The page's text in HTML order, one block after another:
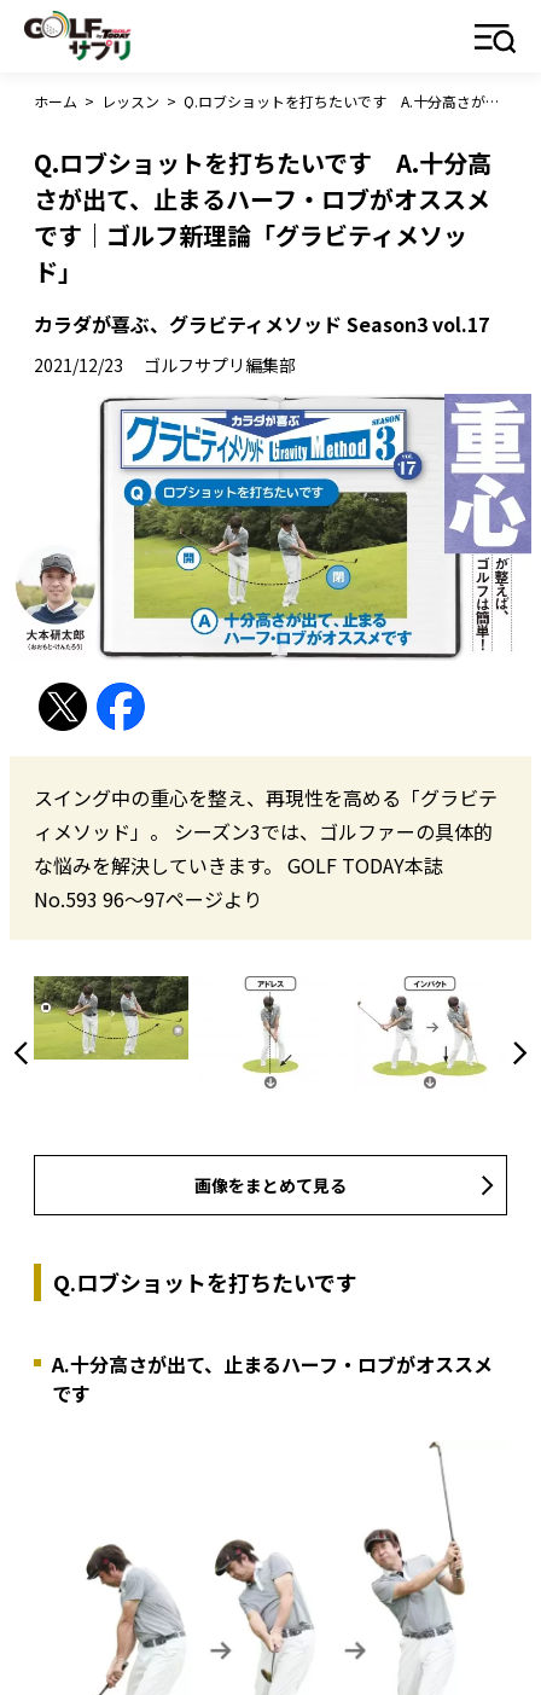
ホーム > レッスン > Q.ロブショットを打ちたいです A.十分高さが出て、止まるハーフ・ロブがオススメです｜ゴルフ新理論「グラビティメソッド」
Q.ロブショットを打ちたいです A.十分高
さが出て、止まるハーフ・ロブがオススメ
です｜ゴルフ新理論「グラビティメソッ
ド」
カラダが喜ぶ、グラビティメソッド Season3 vol.17
2021/12/23 ゴルフサプリ編集部
スイング中の重心を整え、再現性を高める「グラビテ
ィメソッド」。 シーズン3では、ゴルファーの具体的
な悩みを解決していきます。 GOLF TODAY本誌
No.593 96〜97ページより
画像をまとめて見る
Q.ロブショットを打ちたいです
A.十分高さが出て、止まるハーフ・ロブがオススメ
です